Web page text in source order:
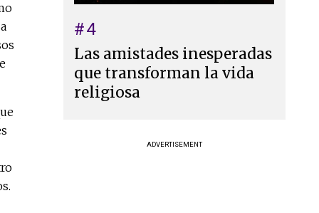
#4
Las amistades inesperadas
que transforman la vida
religiosa
ADVERTISEMENT